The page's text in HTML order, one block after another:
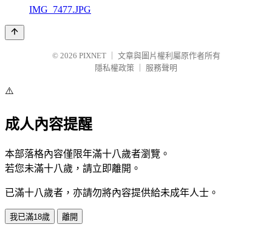
IMG_7477.JPG
© 2026 PIXNET
文章與圖片權利屬原作者所有
隱私權政策
服務聲明
⚠️
成人內容提醒
本部落格內容僅限年滿十八歲者瀏覽。
若您未滿十八歲，請立即離開。
已滿十八歲者，亦請勿將內容提供給未成年人士。
我已滿18歲 離開